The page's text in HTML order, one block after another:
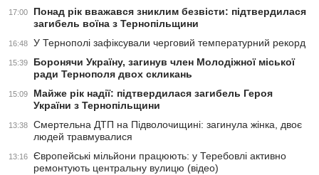
17:00
Понад рік вважався зниклим безвісти: підтвердилася
загибель воїна з Тернопільщини
16:48 У Тернополі зафіксували черговий температурний рекорд
15:39
Боронячи Україну, загинув член Молодіжної міської
ради Тернополя двох скликань
15:09
Майже рік надії: підтвердилася загибель Героя
України з Тернопільщини
13:38
Смертельна ДТП на Підволочищині: загинула жінка, двоє
людей травмувалися
13:16
Європейські мільйони працюють: у Теребовлі активно
ремонтують центральну вулицю (відео)